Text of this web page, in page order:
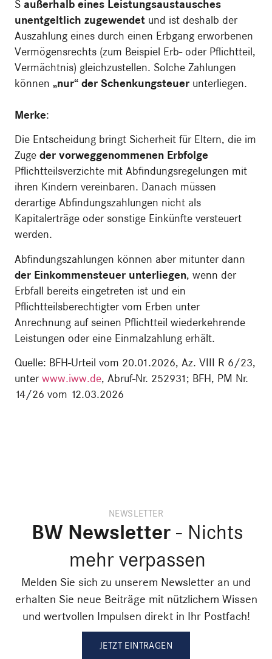
S außerhalb eines Leistungsaustausches
unentgeltlich zugewendet und ist deshalb der
Auszahlung eines durch einen Erbgang erworbenen
Vermögensrechts (zum Beispiel Erb- oder Pflichtteil,
Vermächtnis) gleichzustellen. Solche Zahlungen
können „nur“ der Schenkungsteuer unterliegen.
Merke:
Die Entscheidung bringt Sicherheit für Eltern, die im
Zuge der vorweggenommenen Erbfolge
Pflichtteilsverzichte mit Abfindungsregelungen mit
ihren Kindern vereinbaren. Danach müssen
derartige Abfindungszahlungen nicht als
Kapitalerträge oder sonstige Einkünfte versteuert
werden.
Abfindungszahlungen können aber mitunter dann
der Einkommensteuer unterliegen, wenn der
Erbfall bereits eingetreten ist und ein
Pflichtteilsberechtigter vom Erben unter
Anrechnung auf seinen Pflichtteil wiederkehrende
Leistungen oder eine Einmalzahlung erhält.
Quelle: BFH-Urteil vom 20.01.2026, Az. VIII R 6/23,
unter www.iww.de, Abruf-Nr. 252931; BFH, PM Nr.
14/26 vom 12.03.2026
NEWSLETTER
BW Newsletter - Nichts
mehr verpassen
Melden Sie sich zu unserem Newsletter an und
erhalten Sie neue Beiträge mit nützlichem Wissen
und wertvollen Impulsen direkt in Ihr Postfach!
JETZT EINTRAGEN